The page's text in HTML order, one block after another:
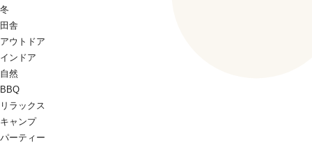
冬
田舎
アウトドア
インドア
自然
BBQ
リラックス
キャンプ
パーティー